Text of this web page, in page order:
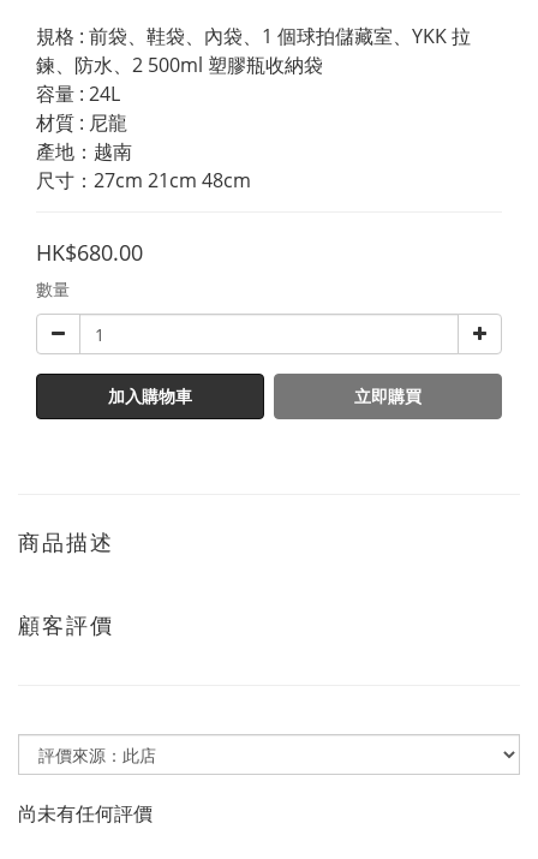
規格 : 前袋、鞋袋、內袋、1 個球拍儲藏室、YKK 拉
鍊、防水、2 500ml 塑膠瓶收納袋
容量 : 24L
材質 : 尼龍
產地：越南
尺寸：27cm 21cm 48cm
HK$680.00
數量
加入購物車 立即購買
商品描述
顧客評價
尚未有任何評價